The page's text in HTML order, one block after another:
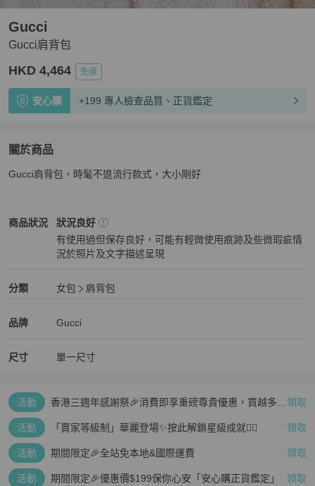
Gucci肩背包
Gucci
HKD 4,464 免運
安心購 +199 專人檢查品質、正貨鑑定
關於商品
關於Gucci肩背包商品詳情與購買須知
Gucci肩背包，時髦不退流行款式，大小剛好
商品狀況
Gucci女包 商品狀態與細節
狀況良好
有使用過但保存良好，可能有輕微使用痕跡及些微瑕疵情
況於照片及文字描述呈現
分類
Gucci 分類資訊
女包
肩背包
品牌
Gucci 女包品牌介紹
Gucci
Gucci 推薦清單
尺寸 單一尺寸
活動
香港三週年感謝祭🎉消費即享重磅尊貴優惠，買越多、 領取
活動 「賣家等級制」華麗登場✨按此解鎖星級成就👆🏻 領取
活動 期間限定🎉全站免本地&國際運費 領取
活動 期間限定🎉優惠價$199保你心安「安心購正貨鑑定」 領取